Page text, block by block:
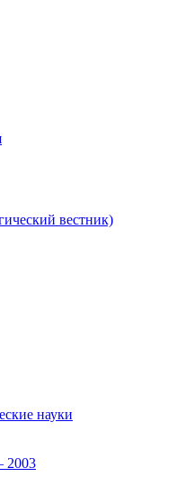
вестник)
науки
2003